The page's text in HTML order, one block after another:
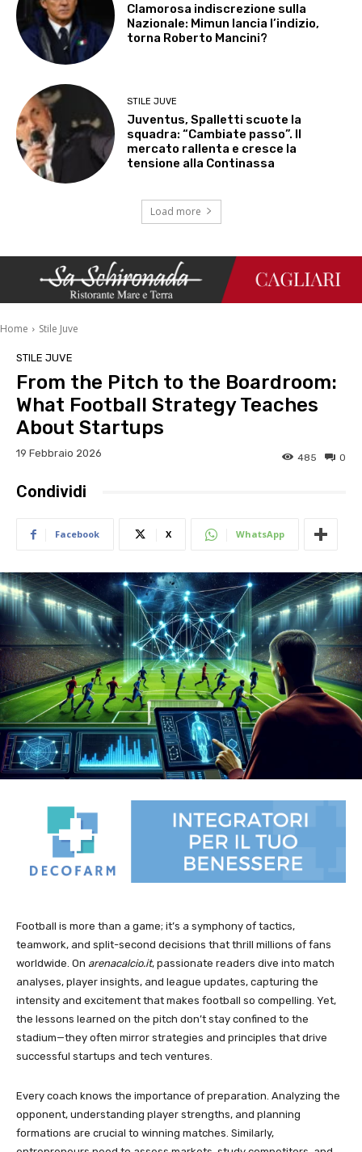
Clamorosa indiscrezione sulla
Nazionale: Mimun lancia l’indizio,
torna Roberto Mancini?
STILE JUVE
Juventus, Spalletti scuote la
squadra: “Cambiate passo”. Il
mercato rallenta e cresce la
tensione alla Continassa
Load more